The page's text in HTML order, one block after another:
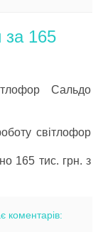
за 165
Сальдо
світлофор
165 тис. грн. з
коментарів: